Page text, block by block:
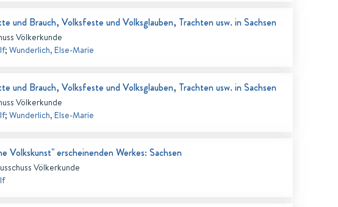
und Brauch, Volksfeste und Volksglauben, Trachten usw. in Sachsen
Völkerkunde
; Wunderlich, Else-Marie
und Brauch, Volksfeste und Volksglauben, Trachten usw. in Sachsen
Völkerkunde
; Wunderlich, Else-Marie
Volkskunst" erscheinenden Werkes: Sachsen
Völkerkunde